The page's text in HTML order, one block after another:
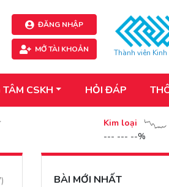
ĐĂNG NHẬP
MỞ TÀI KHOẢN Thành viên
TÂM CSKH HỎI ĐÁP
Kim loại
--- --- --%
BÀI MỚI NHẤT